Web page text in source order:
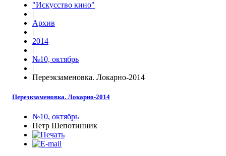
"Искусство кино"
|
Архив
|
2014
|
№10, октябрь
|
Переэкзаменовка. Локарно-2014
Переэкзаменовка. Локарно-2014
№10, октябрь
Петр Шепотинник